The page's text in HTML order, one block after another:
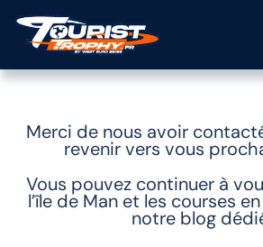
Merci de nous avoir
revenir vers vous
Vous pouvez continuer à
l’île de Man et les courses
notre blog